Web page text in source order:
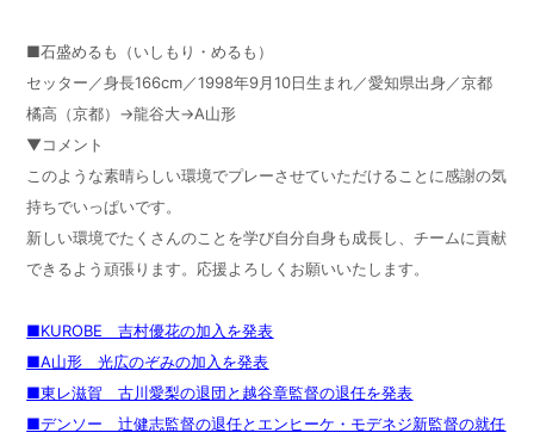
■石盛めるも（いしもり・めるも）
セッター／身長166cm／1998年9月10日生まれ／愛知県出身／京都
橘高（京都）→龍谷大→A山形
▼コメント
このような素晴らしい環境でプレーさせていただけることに感謝の気
持ちでいっぱいです。
新しい環境でたくさんのことを学び自分自身も成長し、チームに貢献
できるよう頑張ります。応援よろしくお願いいたします。
■KUROBE 吉村優花の加入を発表
■A山形 光広のぞみの加入を発表
■東レ滋賀 古川愛梨の退団と越谷章監督の退任を発表
■デンソー 辻健志監督の退任とエンヒーケ・モデネジ新監督の就任